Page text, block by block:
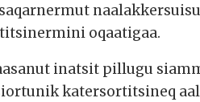
oqaatigaa.
inatsit pillugu
katersortitsineq